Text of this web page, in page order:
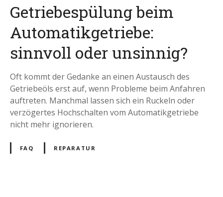
Getriebespülung beim
Automatikgetriebe:
sinnvoll oder unsinnig?
Oft kommt der Gedanke an einen Austausch des
Getriebeöls erst auf, wenn Probleme beim Anfahren
auftreten. Manchmal lassen sich ein Ruckeln oder
verzögertes Hochschalten vom Automatikgetriebe
nicht mehr ignorieren.
FAQ REPARATUR